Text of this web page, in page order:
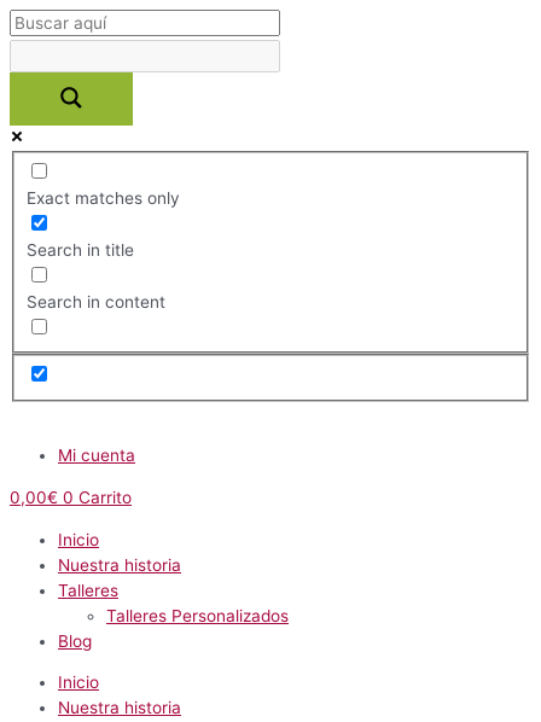
Ir
al
contenido
Exact matches only
Search in title
Search in content
Menú Mi cuenta
0,00€ 0 Carrito
Inicio
Nuestra historia
Talleres
Talleres Personalizados
Blog
Inicio
Nuestra historia